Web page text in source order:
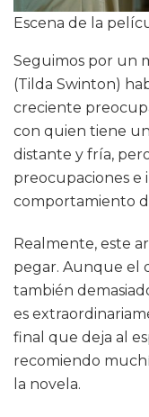
Escena de la
Seguimos por un
(Tilda Swinton)
creciente
con quien tiene
distante y fría,
preocupaciones e
comportamiento
Realmente, este
pegar. Aunque el
también
es
final que deja al
recomiendo
la novela.